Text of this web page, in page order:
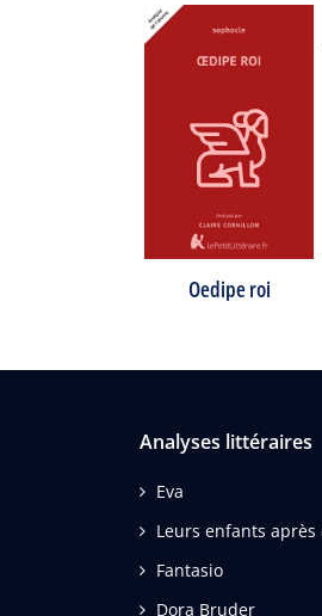
Oedipe roi
Analyses littéraires
Eva
Leurs enfants après
Fantasio
Dora Bruder